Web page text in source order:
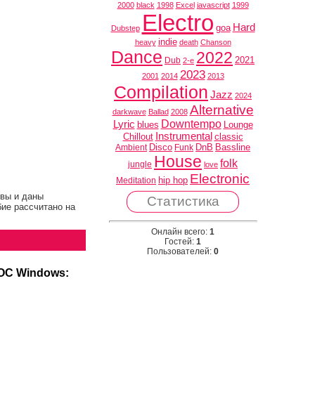
и даны
рассчитано на
Windows:
2000 black 1998 Excel javascript 1999
Dubstep Electro goa Hard
heavy indie death Chanson
Dance Dub 2-е 2022 2021
2001 2014 2023 2013
Compilation Jazz 2024
darkwave Ballad 2008 Alternative
Lyric blues Downtempo Lounge
Chillout Instrumental classic
Ambient Disco Funk DnB Bassline
jungle House love folk
Meditation hip hop Electronic
Статистика
Онлайн всего: 1
Гостей: 1
Пользователей: 0